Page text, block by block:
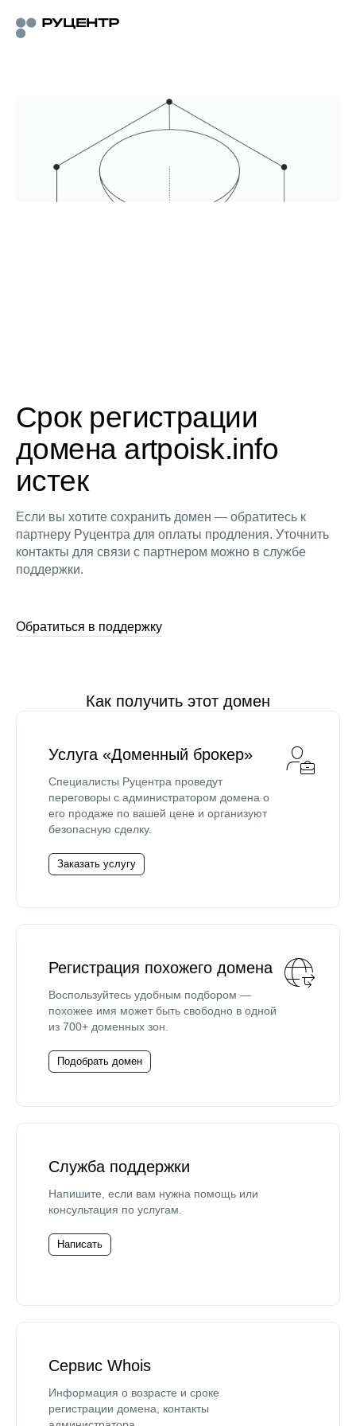
Срок регистрации
домена artpoisk.info
истек
Если вы хотите сохранить домен — обратитесь к
партнеру Руцентра для оплаты продления. Уточнить
контакты для связи с партнером можно в службе
поддержки.
Обратиться в поддержку
Как получить этот домен
Услуга «Доменный брокер»
Специалисты Руцентра проведут
переговоры с администратором домена о
его продаже по вашей цене и организуют
безопасную сделку.
Заказать услугу
Регистрация похожего домена
Воспользуйтесь удобным подбором —
похожее имя может быть свободно в одной
из 700+ доменных зон.
Подобрать домен
Служба поддержки
Напишите, если вам нужна помощь или
консультация по услугам.
Написать
Сервис Whois
Информация о возрасте и сроке
регистрации домена, контакты